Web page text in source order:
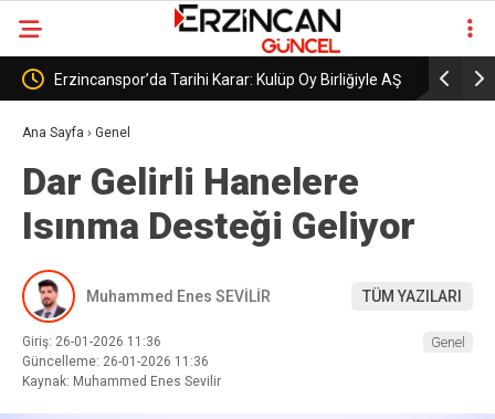
Erzincanspor’da Tarihi Karar: Kulüp Oy Birliğiyle AŞ
Modeline Geçti
Erzincanspor’un
Ana Sayfa › Genel
Dar Gelirli Hanelere
Isınma Desteği Geliyor
Muhammed Enes SEVİLİR TÜM YAZILARI
Giriş: 26-01-2026 11:36
Güncelleme: 26-01-2026 11:36
Kaynak: Muhammed Enes Sevilir
Genel